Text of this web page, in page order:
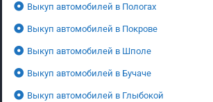
Выкуп автомобилей в Пологах
Выкуп автомобилей в Покрове
Выкуп автомобилей в Шполе
Выкуп автомобилей в Бучаче
Выкуп автомобилей в Глыбокой